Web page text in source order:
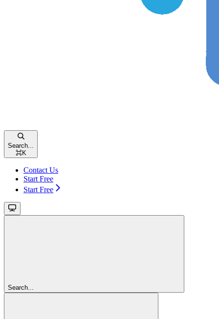
Search...
⌘K
Contact Us
Start Free
Start Free
Search...